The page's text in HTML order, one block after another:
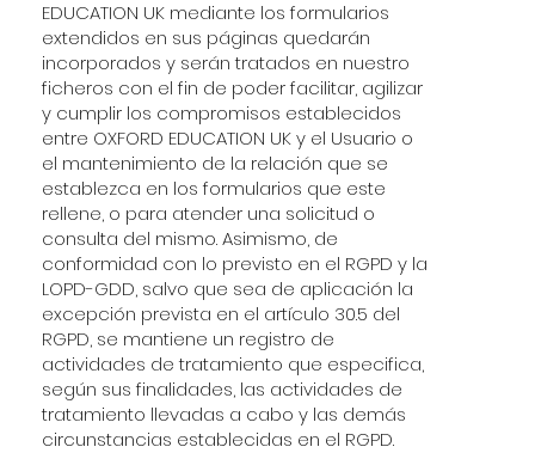
EDUCATION UK mediante los formularios
extendidos en sus páginas quedarán
incorporados y serán tratados en nuestro
ficheros con el fin de poder facilitar, agilizar
y cumplir los compromisos establecidos
entre OXFORD EDUCATION UK y el Usuario o
el mantenimiento de la relación que se
establezca en los formularios que este
rellene, o para atender una solicitud o
consulta del mismo. Asimismo, de
conformidad con lo previsto en el RGPD y la
LOPD-GDD, salvo que sea de aplicación la
excepción prevista en el artículo 30.5 del
RGPD, se mantiene un registro de
actividades de tratamiento que especifica,
según sus finalidades, las actividades de
tratamiento llevadas a cabo y las demás
circunstancias establecidas en el RGPD.